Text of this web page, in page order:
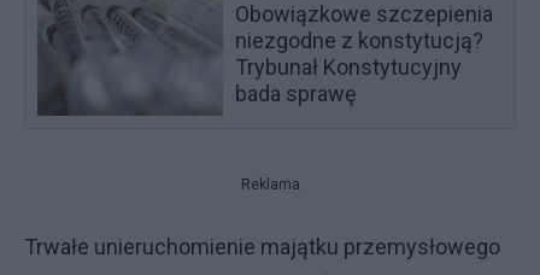
Obowiązkowe szczepienia
niezgodne z konstytucją?
Trybunał Konstytucyjny
bada sprawę
Reklama
Trwałe unieruchomienie majątku przemysłowego